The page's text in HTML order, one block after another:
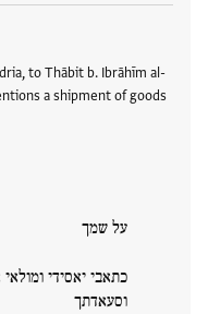
to Thābit b. Ibrāhīm al-
a shipment of goods
על שמך
כתאבי יאסידי
וסעאדתך